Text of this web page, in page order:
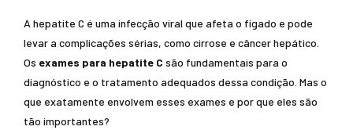
A hepatite C é uma infecção viral que afeta o fígado e pode
levar a complicações sérias, como cirrose e câncer hepático.
Os exames para hepatite C são fundamentais para o
diagnóstico e o tratamento adequados dessa condição. Mas o
que exatamente envolvem esses exames e por que eles são
tão importantes?